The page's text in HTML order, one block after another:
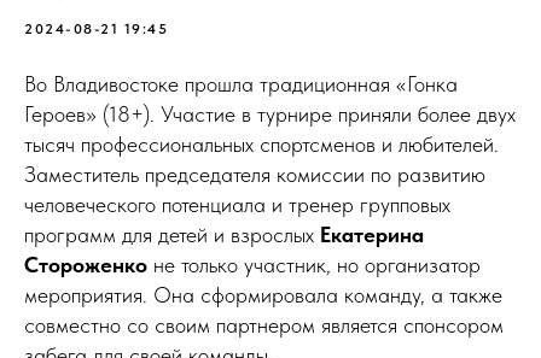
2024-08-21 19:45
Во Владивостоке прошла традиционная «Гонка
Героев» (18+). Участие в турнире приняли более двух
тысяч профессиональных спортсменов и любителей.
Заместитель председателя комиссии по развитию
человеческого потенциала и тренер групповых
программ для детей и взрослых Екатерина
Стороженко не только участник, но организатор
мероприятия. Она сформировала команду, а также
совместно со своим партнером является спонсором